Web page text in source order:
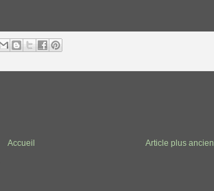
Article plus ancien
Accueil